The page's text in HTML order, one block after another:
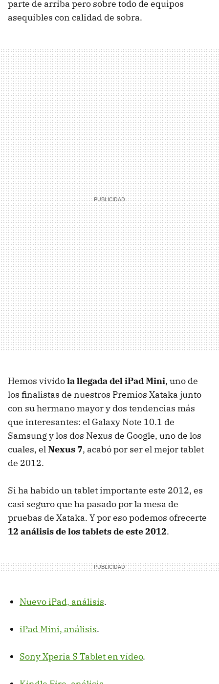
parte de arriba pero sobre todo de equipos
asequibles con calidad de sobra.
Hemos vividola llegada del iPad Mini, uno de
los finalistas de nuestros Premios Xataka junto
con su hermano mayor y dos tendencias más
que interesantes: el Galaxy Note 10.1 de
Samsung y los dos Nexus de Google, uno de los
cuales, elNexus 7, acabó por ser el mejor tablet
de 2012.
Si ha habido un tablet importante este 2012, es
casi seguro que ha pasado por la mesa de
pruebas de Xataka. Y por eso podemos ofrecerte
12 análisis de los tablets de este 2012.
Nuevo iPad, análisis.
iPad Mini, análisis.
Sony Xperia S Tablet en vídeo.